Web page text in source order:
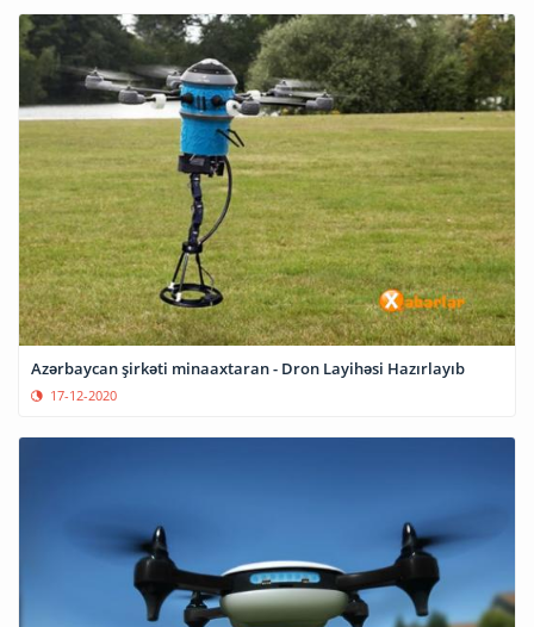
Azərbaycan şirkəti minaaxtaran - Dron Layihəsi Hazırlayıb
17-12-2020